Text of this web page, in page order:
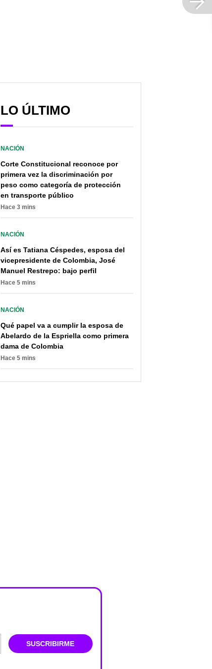
LO ÚLTIMO
NACIÓN
Corte Constitucional reconoce por
primera vez la discriminación por
peso como categoría de protección
en transporte público
Hace 3 mins
NACIÓN
Así es Tatiana Céspedes, esposa del
vicepresidente de Colombia, José
Manuel Restrepo: bajo perfil
Hace 5 mins
NACIÓN
Qué papel va a cumplir la esposa de
Abelardo de la Espriella como primera
dama de Colombia
Hace 5 mins
SUSCRIBIRME